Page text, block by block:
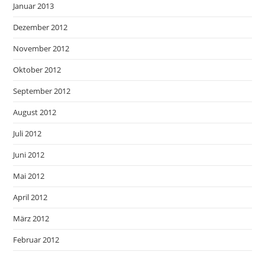
Januar 2013
Dezember 2012
November 2012
Oktober 2012
September 2012
August 2012
Juli 2012
Juni 2012
Mai 2012
April 2012
März 2012
Februar 2012